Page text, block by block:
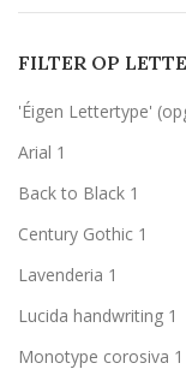
Zilver
5
zwartzwart 6
FILTER OP
'Éigen Lettertype'
Arial 1
Back to Black 1
Century Gothic 1
Lavenderia 1
Lucida handwriting 1
Monotype corosiva 1